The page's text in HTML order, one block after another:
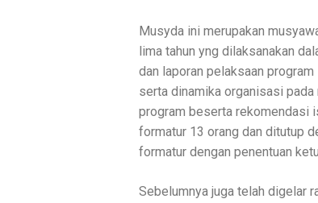
Musyda ini merupakan
lima tahun yng dilaksanakan
dan laporan pelaksaan
serta dinamika organisasi
program beserta rekomendasi
formatur 13 orang dan ditutup
formatur dengan penentuan
Sebelumnya juga telah digelar